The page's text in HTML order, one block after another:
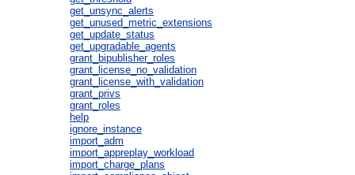
get_unsync_alerts
get_unused_metric_extensions
get_update_status
get_upgradable_agents
grant_bipublisher_roles
grant_license_no_validation
grant_license_with_validation
grant_privs
grant_roles
help
ignore_instance
import_adm
import_appreplay_workload
import_charge_plans